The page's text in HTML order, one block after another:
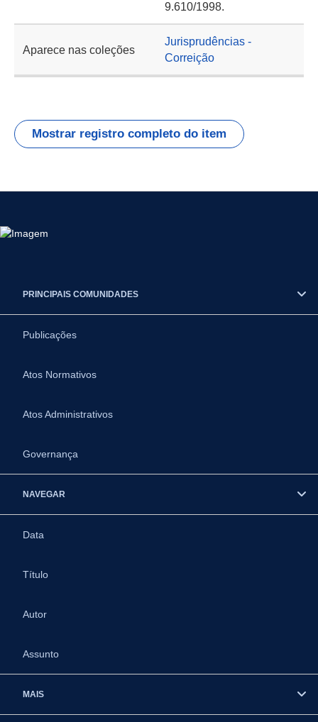
9.610/1998.
Aparece nas coleções
Jurisprudências -
Correição
Mostrar registro completo do item
PRINCIPAIS COMUNIDADES
Publicações
Atos Normativos
Atos Administrativos
Governança
NAVEGAR
Data
Título
Autor
Assunto
MAIS